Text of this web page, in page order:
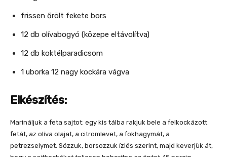
frissen őrölt fekete bors
12 db olívabogyó (közepe eltávolítva)
12 db koktélparadicsom
1 uborka 12 nagy kockára vágva
Elkészítés:
Marináljuk a feta sajtot: egy kis tálba rakjuk bele a felkockázott
fetát, az olíva olajat, a citromlevet, a fokhagymát, a
petrezselymet. Sózzuk, borsozzuk ízlés szerint, majd keverjük át,